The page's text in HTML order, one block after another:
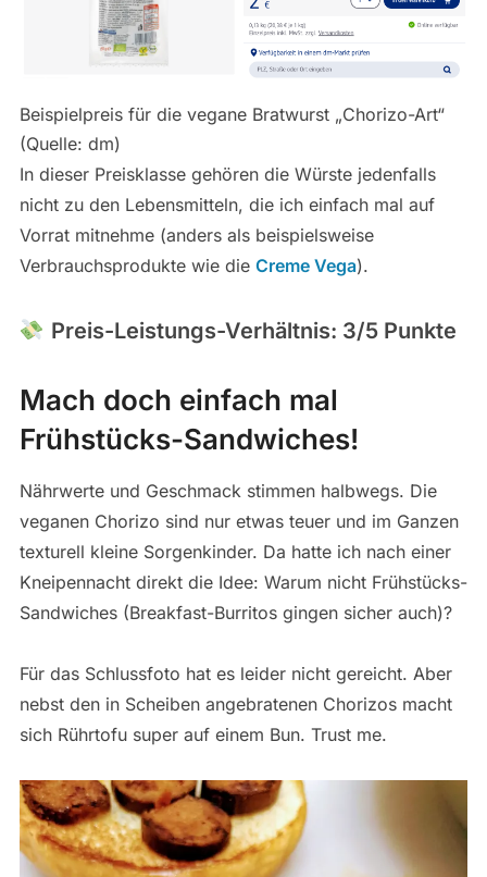
Beispielpreis für die vegane Bratwurst „Chorizo-Art“
(Quelle: dm)
In dieser Preisklasse gehören die Würste jedenfalls
nicht zu den Lebensmitteln, die ich einfach mal auf
Vorrat mitnehme (anders als beispielsweise
Verbrauchsprodukte wie die Creme Vega).
Preis-Leistungs-Verhältnis: 3/5 Punkte
Mach doch einfach mal
Frühstücks-Sandwiches!
Nährwerte und Geschmack stimmen halbwegs. Die
veganen Chorizo sind nur etwas teuer und im Ganzen
texturell kleine Sorgenkinder. Da hatte ich nach einer
Kneipennacht direkt die Idee: Warum nicht Frühstücks-
Sandwiches (Breakfast-Burritos gingen sicher auch)?
Für das Schlussfoto hat es leider nicht gereicht. Aber
nebst den in Scheiben angebratenen Chorizos macht
sich Rührtofu super auf einem Bun. Trust me.